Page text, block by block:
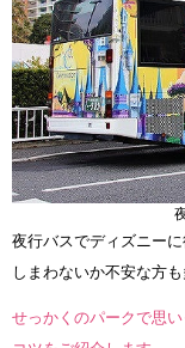
夜行バスでディズニー
しまわないか不安な方も
せっかくのパークで思